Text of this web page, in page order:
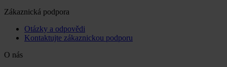
Zákaznická podpora
Otázky a odpovědi
Kontaktujte zákaznickou podporu
O nás